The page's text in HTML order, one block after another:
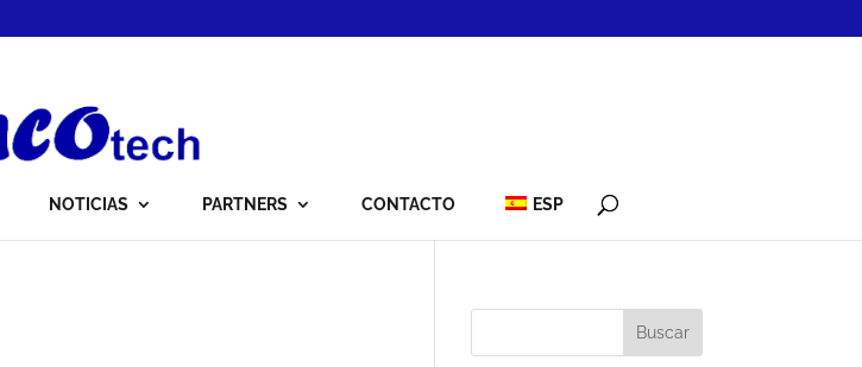
NOTICIAS PARTNERS CONTACTO ESP